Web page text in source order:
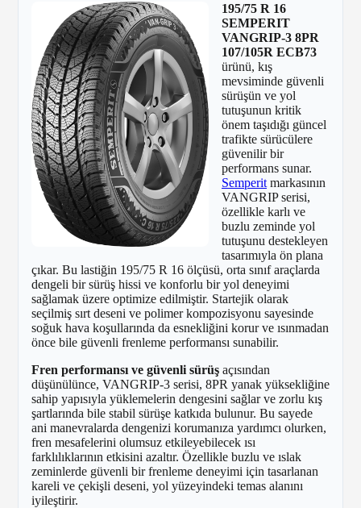
195/75 R 16
SEMPERIT
VANGRIP-3 8PR
107/105R ECB73
ürünü, kış
mevsiminde güvenli
sürüşün ve yol
tutuşunun kritik
önem taşıdığı güncel
trafikte sürücülere
güvenilir bir
performans sunar.
Semperit markasının
VANGRIP serisi,
özellikle karlı ve
buzlu zeminde yol
tutuşunu destekleyen
tasarımıyla ön plana
çıkar. Bu lastiğin 195/75 R 16 ölçüsü, orta sınıf araçlarda
dengeli bir sürüş hissi ve konforlu bir yol deneyimi
sağlamak üzere optimize edilmiştir. Startejik olarak
seçilmiş sırt deseni ve polimer kompozisyonu sayesinde
soğuk hava koşullarında da esnekliğini korur ve ısınmadan
önce bile güvenli frenleme performansı sunabilir.
Fren performansı ve güvenli sürüş açısından
düşünülünce, VANGRIP-3 serisi, 8PR yanak yüksekliğine
sahip yapısıyla yüklemelerin dengesini sağlar ve zorlu kış
şartlarında bile stabil sürüşe katkıda bulunur. Bu sayede
ani manevralarda dengenizi korumanıza yardımcı olurken,
fren mesafelerini olumsuz etkileyebilecek ısı
farklılıklarının etkisini azaltır. Özellikle buzlu ve ıslak
zeminlerde güvenli bir frenleme deneyimi için tasarlanan
kareli ve çekişli deseni, yol yüzeyindeki temas alanını
iyileştirir.